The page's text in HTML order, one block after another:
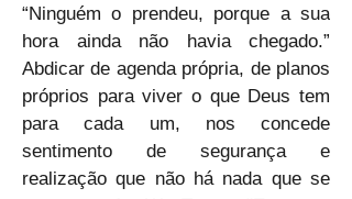
“Ninguém o prendeu, porque a sua
hora ainda não havia chegado.”
Abdicar de agenda própria, de planos
próprios para viver o que Deus tem
para cada um, nos concede
sentimento de segurança e
realização que não há nada que se